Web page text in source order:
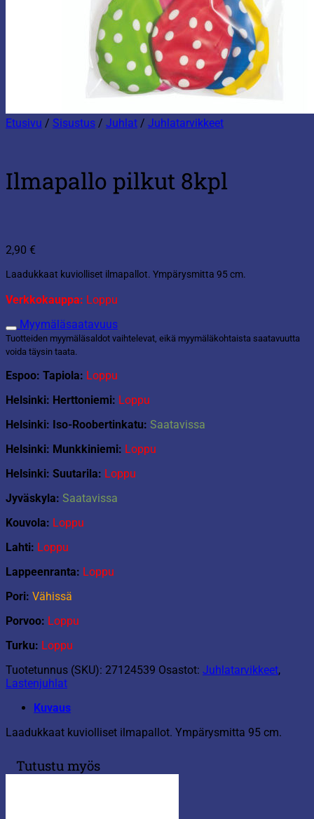
Etusivu / Sisustus / Juhlat / Juhlatarvikkeet
Ilmapallo pilkut 8kpl
2,90 €
Laadukkaat kuviolliset ilmapallot. Ympärysmitta 95 cm.
Verkkokauppa: Loppu
Myymäläsaatavuus
Tuotteiden myymäläsaldot vaihtelevat, eikä myymäläkohtaista saatavuutta
voida täysin taata.
Espoo: Tapiola: Loppu
Helsinki: Herttoniemi: Loppu
Helsinki: Iso-Roobertinkatu: Saatavissa
Helsinki: Munkkiniemi: Loppu
Helsinki: Suutarila: Loppu
Jyväskyla: Saatavissa
Kouvola: Loppu
Lahti: Loppu
Lappeenranta: Loppu
Pori: Vähissä
Porvoo: Loppu
Turku: Loppu
Tuotetunnus (SKU): 27124539 Osastot: Juhlatarvikkeet,
Lastenjuhlat
Kuvaus
Laadukkaat kuviolliset ilmapallot. Ympärysmitta 95 cm.
Tutustu myös